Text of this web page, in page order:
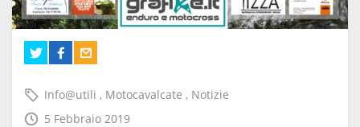
Info@utili , Motocavalcate , Notizie
5 Febbraio 2019